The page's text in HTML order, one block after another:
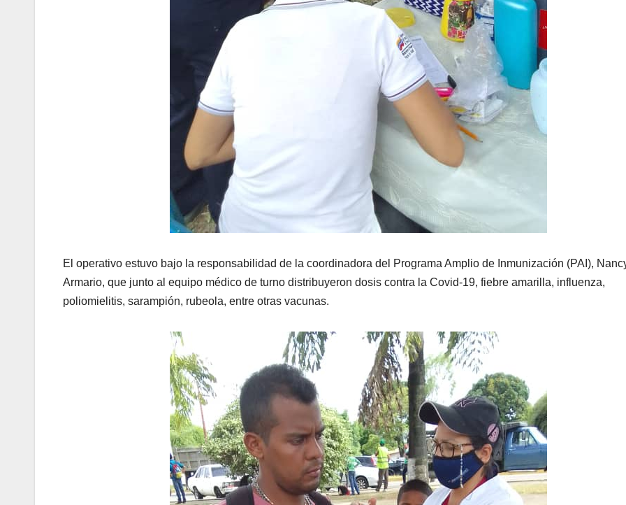
El operativo estuvo bajo la responsabilidad de la coordinadora del Programa Amplio de Inmunización (PAI),
Armario, que junto al equipo médico de turno distribuyeron dosis contra la Covid-19, fiebre amarilla, influenza,
poliomielitis, sarampión, rubeola, entre otras vacunas.